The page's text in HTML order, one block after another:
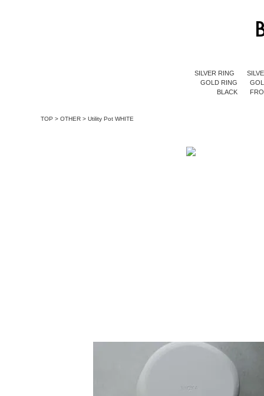
SILVER RING
GOLD RING
BLACK
TOP > OTHER > Utility Pot WHITE